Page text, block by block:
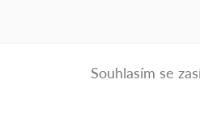
Souhlasím se